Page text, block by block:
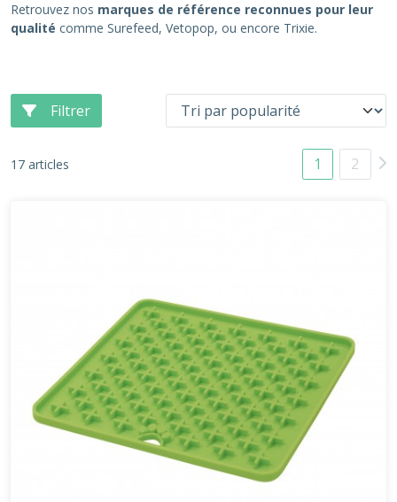
Retrouvez nos marques de référence reconnues pour leur
qualité comme Surefeed, Vetopop, ou encore Trixie.
Filtrer
17 articles 1 2